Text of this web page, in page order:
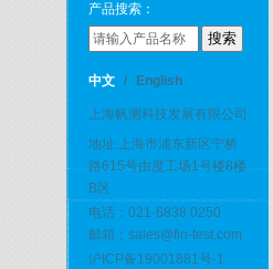
产品搜索：
中文 / English
上海帆测科技发展有限公司
地址:上海市浦东新区宁桥
路615号由度工场1号楼8楼
B区
电话：021-6838 0250
邮箱：sales@fin-test.com
沪ICP备19001881号-1